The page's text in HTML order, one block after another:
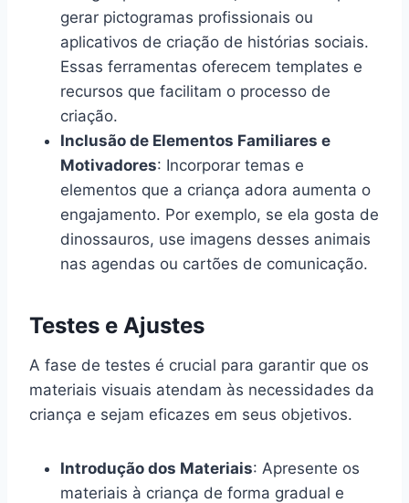
gerar pictogramas profissionais ou
aplicativos de criação de histórias sociais.
Essas ferramentas oferecem templates e
recursos que facilitam o processo de
criação.
Inclusão de Elementos Familiares e
Motivadores: Incorporar temas e
elementos que a criança adora aumenta o
engajamento. Por exemplo, se ela gosta de
dinossauros, use imagens desses animais
nas agendas ou cartões de comunicação.
Testes e Ajustes
A fase de testes é crucial para garantir que os
materiais visuais atendam às necessidades da
criança e sejam eficazes em seus objetivos.
Introdução dos Materiais: Apresente os
materiais à criança de forma gradual e